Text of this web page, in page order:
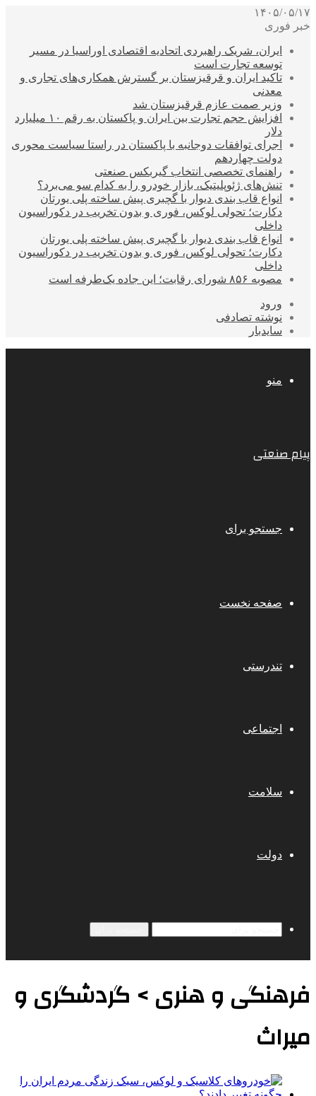
۱۴۰۵/۰۵/۱۷
خبر فوری
ایران، شریک راهبردی اتحادیه اقتصادی اوراسیا در مسیر
توسعه تجارت است
تاکید ایران و قرقیزستان بر گسترش همکاری‌های تجاری و
معدنی
وزیر صمت عازم قرقیزستان شد
افزایش حجم تجارت بین ایران و پاکستان به رقم ۱۰ میلیارد
دلار
اجرای توافقات دوجانبه با پاکستان در راستا سیاست محوری
دولت چهاردهم
راهنمای تخصصی انتخاب گیربکس صنعتی
تنش‌های ژئوپلیتیک، بازار خودرو را به کدام سو می‌برد؟
انواع قاب بندی دیوار با گچبری پیش ساخته پلی یورتان
دکارت؛ تحولی لوکس، فوری و بدون تخریب در دکوراسیون
داخلی
انواع قاب بندی دیوار با گچبری پیش ساخته پلی یورتان
دکارت؛ تحولی لوکس، فوری و بدون تخریب در دکوراسیون
داخلی
مصوبه ۸۵۶ شورای رقابت؛ این جاده یک‌طرفه است
ورود
نوشته تصادفی
سایدبار
منو
پیام صنعتی
جستجو برای
صفحه نخست
تندرستی
اجتماعی
سلامت
دولت
فرهنگی و هنری > گردشگری و
میراث